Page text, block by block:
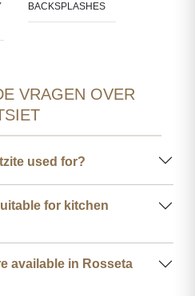
BACKSPLASHES
VRAGEN OVER
used for?
for kitchen
available in Rosseta